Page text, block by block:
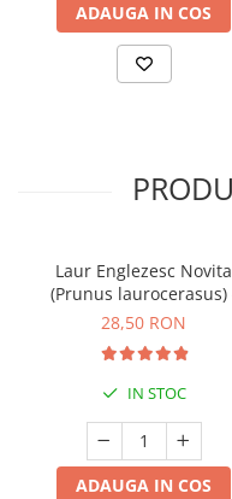
ADAUGA IN COS
Laur Englezesc Novita
(Prunus laurocerasus)
40cm (P9)
28,50 RON
IN STOC
ADAUGA IN COS